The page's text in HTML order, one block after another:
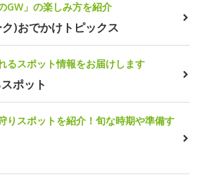
GW」の楽しみ方を紹介
)おでかけトピックス
るスポット情報をお届けします
ポット
りスポットを紹介！旬な時期や準備す